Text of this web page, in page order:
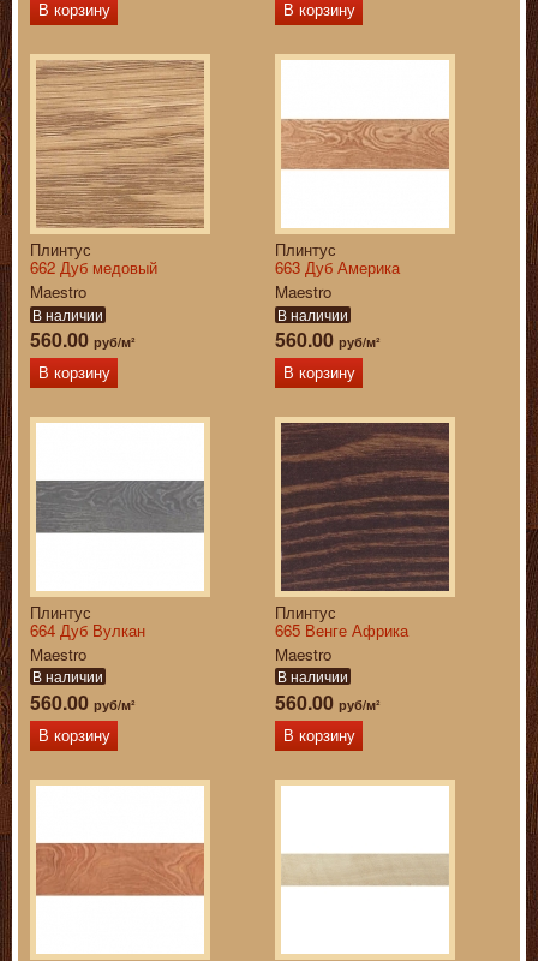
В корзину
В корзину
Плинтус
662 Дуб медовый
Maestro
В наличии
560.00 руб/м²
В корзину
Плинтус
663 Дуб Америка
Maestro
В наличии
560.00 руб/м²
В корзину
Плинтус
664 Дуб Вулкан
Maestro
В наличии
560.00 руб/м²
В корзину
Плинтус
665 Венге Африка
Maestro
В наличии
560.00 руб/м²
В корзину